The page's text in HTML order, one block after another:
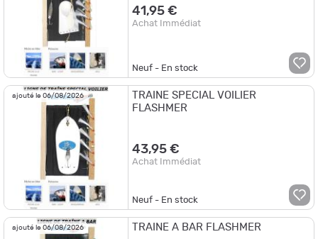
41,95 €
Achat Immédiat
Neuf - En stock
ajouté le 06/08/2026
TRAINE SPECIAL VOILIER
FLASHMER
43,95 €
Achat Immédiat
Neuf - En stock
ajouté le 06/08/2026 TRAINE A BAR FLASHMER